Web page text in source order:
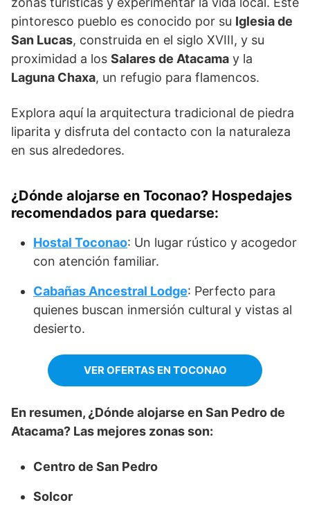
pintoresco pueblo es conocido por su Iglesia de
San Lucas, construida en el siglo XVIII, y su
proximidad a los Salares de Atacama y la
Laguna Chaxa, un refugio para flamencos.
Explora aquí la arquitectura tradicional de piedra
liparita y disfruta del contacto con la naturaleza
en sus alrededores.
¿Dónde alojarse en Toconao? Hospedajes
recomendados para quedarse:
Hostal Toconao: Un lugar rústico y acogedor
con atención familiar.
Cabañas Ancestral Lodge: Perfecto para
quienes buscan inmersión cultural y vistas al
desierto.
VER OFERTAS EN TOCONAO
En resumen, ¿Dónde alojarse en San Pedro de
Atacama? Las mejores zonas son:
Centro de San Pedro
Solcor